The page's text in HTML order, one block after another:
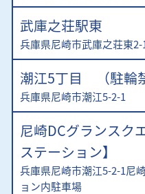
武庫之荘駅東
兵庫県尼崎市武庫之荘東2-
潮江5丁目 （駐輪
兵庫県尼崎市潮江5-2-1
尼崎DCグランスク
ステーション】
兵庫県尼崎市潮江5-2-1尼
ョン内駐車場